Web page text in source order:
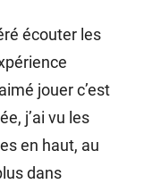
écouter les
jouer c’est
j’ai vu les
en haut, au
dans